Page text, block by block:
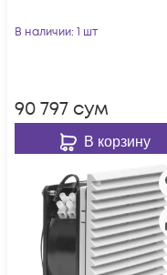
В наличии: 1 шт
90 797 сум
В корзину